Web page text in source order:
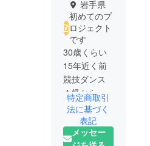
岩手県
初めてのプ
ロジェクト
です
30歳くらい
15年近く前
競技ダンス
Ａ級から降
格。子育て
などもあり
引退。少し
特定商取引
法に基づく
表記
メッセー